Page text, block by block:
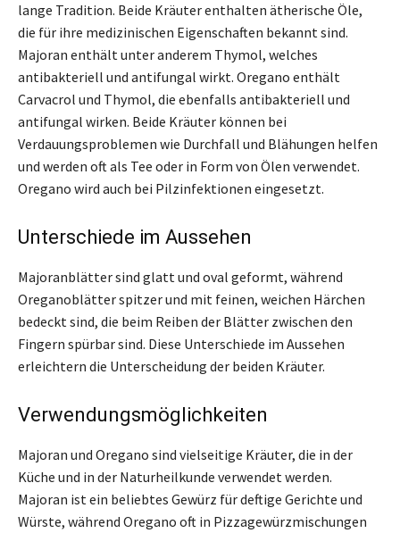
lange Tradition. Beide Kräuter enthalten ätherische Öle,
die für ihre medizinischen Eigenschaften bekannt sind.
Majoran enthält unter anderem Thymol, welches
antibakteriell und antifungal wirkt. Oregano enthält
Carvacrol und Thymol, die ebenfalls antibakteriell und
antifungal wirken. Beide Kräuter können bei
Verdauungsproblemen wie Durchfall und Blähungen helfen
und werden oft als Tee oder in Form von Ölen verwendet.
Oregano wird auch bei Pilzinfektionen eingesetzt.
Unterschiede im Aussehen
Majoranblätter sind glatt und oval geformt, während
Oreganoblätter spitzer und mit feinen, weichen Härchen
bedeckt sind, die beim Reiben der Blätter zwischen den
Fingern spürbar sind. Diese Unterschiede im Aussehen
erleichtern die Unterscheidung der beiden Kräuter.
Verwendungsmöglichkeiten
Majoran und Oregano sind vielseitige Kräuter, die in der
Küche und in der Naturheilkunde verwendet werden.
Majoran ist ein beliebtes Gewürz für deftige Gerichte und
Würste, während Oregano oft in Pizzagewürzmischungen